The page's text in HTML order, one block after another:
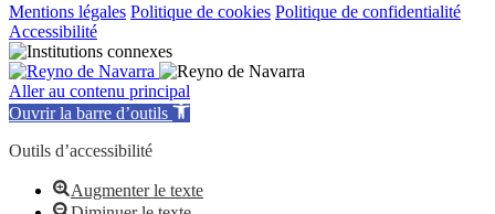
Mentions légales Politique de cookies Politique de confidentialité
Accessibilité
Aller au contenu principal
Ouvrir la barre d’outils
Outils d’accessibilité
Augmenter le texte